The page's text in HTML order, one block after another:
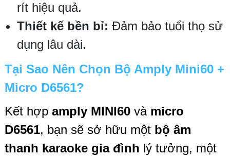
rít hiệu quả.
Thiết kế bền bỉ: Đảm bảo tuổi thọ sử
dụng lâu dài.
Tại Sao Nên Chọn Bộ Amply Mini60 +
Micro D6561?
Kết hợp amply MINI60 và micro
D6561, bạn sẽ sở hữu một bộ âm
thanh karaoke gia đình lý tưởng, một